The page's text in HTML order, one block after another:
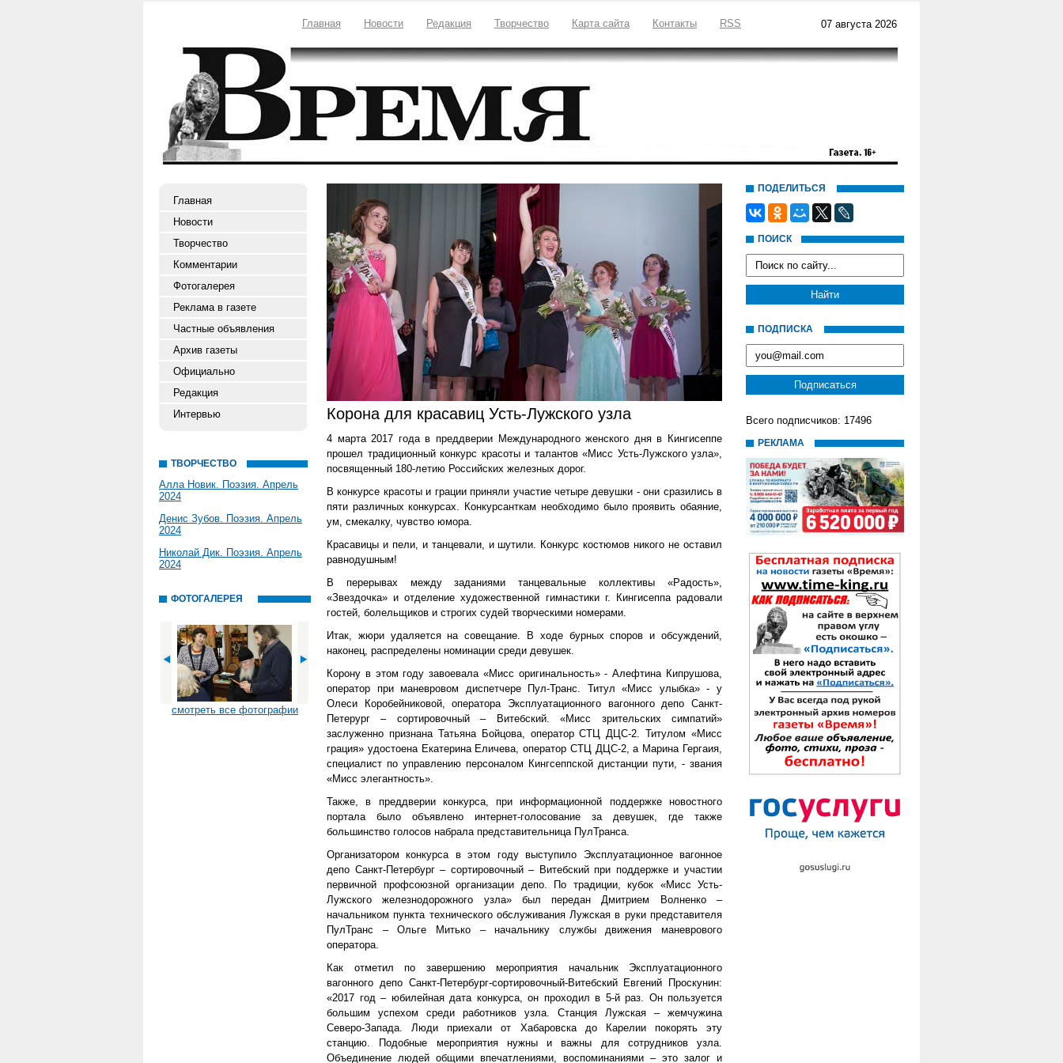
Главная Новости Редакция Творчество Карта сайта Контакты RSS 07 августа 2026
Главная
Новости
Творчество
Комментарии
Фотогалерея
Реклама в газете
Частные объявления
Архив газеты
Официально
Редакция
Интервью
ТВОРЧЕСТВО
Алла Новик. Поэзия. Апрель
2024
Денис Зубов. Поэзия. Апрель
2024
Николай Дик. Поэзия. Апрель
2024
ФОТОГАЛЕРЕЯ
смотреть все фотографии
Корона для красавиц Усть-Лужского узла
4 марта 2017 года в преддверии Международного женского дня в Кингисеппе
прошел традиционный конкурс красоты и талантов «Мисс Усть-Лужского узла»,
посвященный 180-летию Российских железных дорог.
В конкурсе красоты и грации приняли участие четыре девушки - они сразились в
пяти различных конкурсах. Конкурсанткам необходимо было проявить обаяние,
ум, смекалку, чувство юмора.
Красавицы и пели, и танцевали, и шутили. Конкурс костюмов никого не оставил
равнодушным!
В перерывах между заданиями танцевальные коллективы «Радость»,
«Звездочка» и отделение художественной гимнастики г. Кингисеппа радовали
гостей, болельщиков и строгих судей творческими номерами.
Итак, жюри удаляется на совещание. В ходе бурных споров и обсуждений,
наконец, распределены номинации среди девушек.
Корону в этом году завоевала «Мисс оригинальность» - Алефтина Кипрушова,
оператор при маневровом диспетчере Пул-Транс. Титул «Мисс улыбка» - у
Олеси Коробейниковой, оператора Эксплуатационного вагонного депо Санкт-
Петерург – сортировочный – Витебский. «Мисс зрительских симпатий»
заслуженно признана Татьяна Бойцова, оператор СТЦ ДЦС-2. Титулом «Мисс
грация» удостоена Екатерина Еличева, оператор СТЦ ДЦС-2, а Марина Гергаия,
специалист по управлению персоналом Кингсеппской дистанции пути, - звания
«Мисс элегантность».
Также, в преддверии конкурса, при информационной поддержке новостного
портала было объявлено интернет-голосование за девушек, где также
большинство голосов набрала представительница ПулТранса.
Организатором конкурса в этом году выступило Эксплуатационное вагонное
депо Санкт-Петербург – сортировочный – Витебский при поддержке и участии
первичной профсоюзной организации депо. По традиции, кубок «Мисс Усть-
Лужского железнодорожного узла» был передан Дмитрием Волненко –
начальником пункта технического обслуживания Лужская в руки представителя
ПулТранс – Ольге Митько – начальнику службы движения маневрового
оператора.
Как отметил по завершению мероприятия начальник Эксплуатационного
вагонного депо Санкт-Петербург-сортировочный-Витебский Евгений Проскунин:
«2017 год – юбилейная дата конкурса, он проходил в 5-й раз. Он пользуется
большим успехом среди работников узла. Станция Лужская – жемчужина
Северо-Запада. Люди приехали от Хабаровска до Карелии покорять эту
станцию. Подобные мероприятия нужны и важны для сотрудников узла.
Объединение людей общими впечатлениями, воспоминаниями – это залог и
ПОДЕЛИТЬСЯ
ПОИСК
ПОДПИСКА
Всего подписчиков: 17496
РЕКЛАМА